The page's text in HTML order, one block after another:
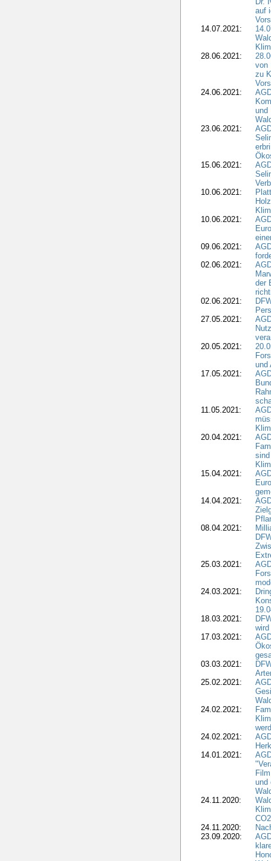
auf
14.07.2021:
28.06.2021:
von
zu
24.06.2021:
und
23.06.2021:
15.06.2021:
10.06.2021:
10.06.2021:
09.06.2021:
02.06.2021:
der
02.06.2021:
27.05.2021:
20.05.2021:
und
17.05.2021:
11.05.2021:
20.04.2021:
15.04.2021:
14.04.2021:
08.04.2021:
25.03.2021:
24.03.2021:
18.03.2021:
17.03.2021:
03.03.2021:
25.02.2021:
24.02.2021:
24.02.2021:
14.01.2021:
und
24.11.2020:
24.11.2020:
23.09.2020: